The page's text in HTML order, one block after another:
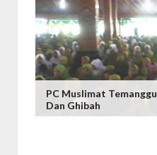
PC Muslimat
Dan Ghibah